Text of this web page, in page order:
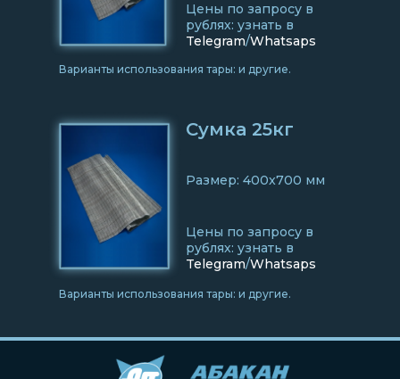
Размер: 400x700 мм
Варианты использования тары: и другие.
Сумка 25кг
Цены по запросу в
рублях: узнать в
Telegram/Whatsaps
Варианты использования тары: и другие.
Цены по запросу в
рублях: узнать в
Telegram/Whatsaps